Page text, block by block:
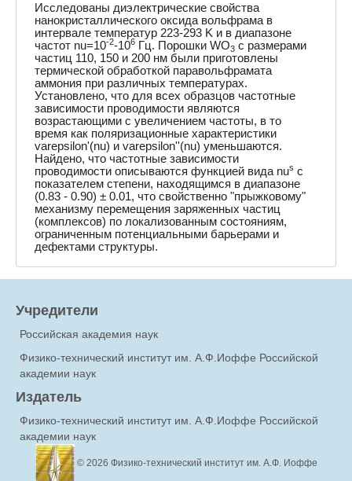
Исследованы диэлектрические свойства
нанокристаллического оксида вольфрама в
интервале температур 223-293 K и в диапазоне
частот nu=10-2-106 Гц. Порошки WO3 с размерами
частиц 110, 150 и 200 нм были приготовлены
термической обработкой паравольфрамата
аммония при различных температурах.
Установлено, что для всех образцов частотные
зависимости проводимости являются
возрастающими с увеличением частоты, в то
время как поляризационные характеристики
varepsilon'(nu) и varepsilon''(nu) уменьшаются.
Найдено, что частотные зависимости
проводимости описываются функцией вида nus с
показателем степени, находящимся в диапазоне
(0.83 - 0.90) ± 0.01, что свойственно "прыжковому"
механизму перемещения заряженных частиц
(комплексов) по локализованным состояниям,
ограниченным потенциальными барьерами и
дефектами структуры.
Учредители
Российская академия наук
Физико-технический институт им. А.Ф.Иоффе Российской
академии наук
Издатель
Физико-технический институт им. А.Ф.Иоффе Российской
академии наук
© 2026 Физико-технический институт им. А.Ф. Иоффе